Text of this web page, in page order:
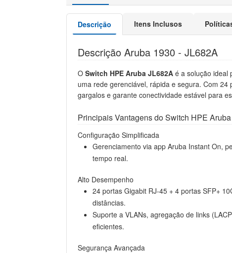
Descrição Itens Inclusos
Descrição Aruba 1930 - JL682A
OSwitch HPE Aruba JL682A é a solução ideal
uma rede gerenciável, rápida e segura. Com
gargalos e garante conectividade estável para
Principais Vantagens do Switch HPE
Configuração Simplificada
Gerenciamento via app Aruba Instant On,
tempo real.
Alto Desempenho
24 portas Gigabit RJ-45 + 4 portas SFP+
distâncias.
Suporte a VLANs, agregação de links
eficientes.
Segurança Avançada